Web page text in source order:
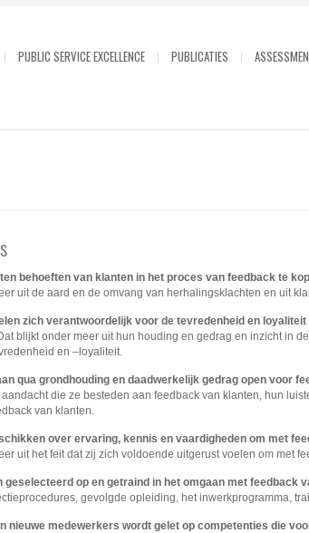
PUBLIC SERVICE EXCELLENCE PUBLICATIES
behoeften van klanten in het proces van feedback te
uit de aard en de omvang van herhalingsklachten en uit
zich verantwoordelijk voor de tevredenheid en
blijkt onder meer uit hun houding en gedrag en inzicht in
en –loyaliteit.
qua grondhouding en daadwerkelijk gedrag open voor
die ze besteden aan feedback van klanten, hun
van klanten.
over ervaring, kennis en vaardigheden om met
uit het feit dat zij zich voldoende uitgerust voelen om met
geselecteerd op en getraind in het omgaan met feedback
gevolgde opleiding, het inwerkprogramma,
nieuwe medewerkers wordt gelet op competenties die